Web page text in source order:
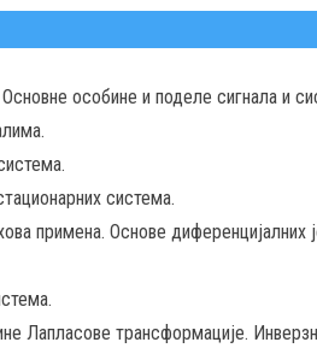
особине и поделе сигнала и
система.
примена. Основе диференцијалних
Лапласове трансформације.